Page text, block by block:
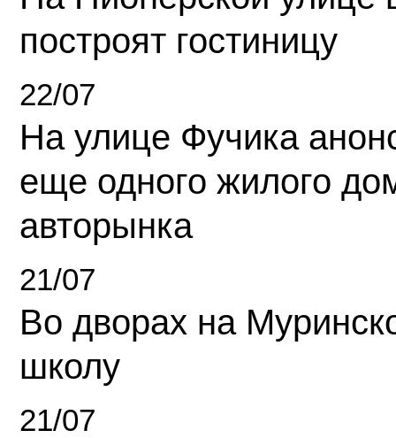
построят гостиницу
22/07
На улице Фучика
еще одного жилого
авторынка
21/07
Во дворах на
школу
21/07